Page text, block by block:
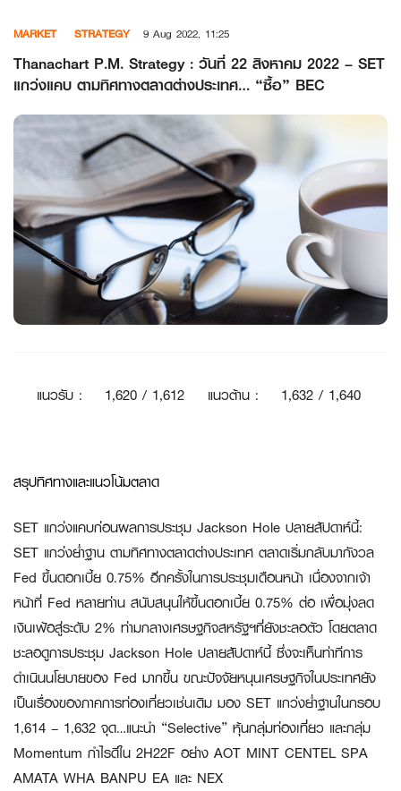
content
MARKET STRATEGY 9 Aug 2022, 11:25
Thanachart P.M. Strategy : วันที่ 22 สิงหาคม 2022 – SET
แกว่งแคบ ตามทิศทางตลาดต่างประเทศ… “ซื้อ” BEC
แนวรับ: 1,620 / 1,612 แนวต้าน : 1,632 / 1,640
สรุปทิศทางและแนวโน้มตลาด
SET แกว่งแคบก่อนผลการประชุม Jackson Hole ปลายสัปดาห์นี้:
SET แกว่งย่ำฐาน ตามทิศทางตลาดต่างประเทศ ตลาดเริ่มกลับมากังวล
Fed ขึ้นดอกเบี้ย 0.75% อีกครั้งในการประชุมเดือนหน้า เนื่องจากเจ้า
หน้าที่ Fed หลายท่าน สนับสนุนให้ขึ้นดอกเบี้ย 0.75% ต่อ เพื่อมุ่งลด
เงินเฟ้อสู่ระดับ 2% ท่ามกลางเศรษฐกิจสหรัฐฯที่ยังชะลอตัว โดยตลาด
ชะลอดูการประชุม Jackson Hole ปลายสัปดาห์นี้ ซึ่งจะเห็นท่าทีการ
ดำเนินนโยบายของ Fed มากขึ้น ขณะปัจจัยหนุนเศรษฐกิจในประเทศยัง
เป็นเรื่องของภาคการท่องเที่ยวเช่นเดิม มอง SET แกว่งย่ำฐานในกรอบ
1,614 – 1,632 จุด…แนะนำ “Selective” หุ้นกลุ่มท่องเที่ยว และกลุ่ม
Momentum กำไรดีใน 2H22F อย่าง AOT MINT CENTEL SPA
AMATA WHA BANPU EA และ NEX